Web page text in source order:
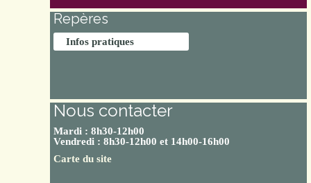
Repères
Infos pratiques
Nous contacter
Mardi : 8h30-12h00
Vendredi : 8h30-12h00 et 14h00-16h00
Carte du site